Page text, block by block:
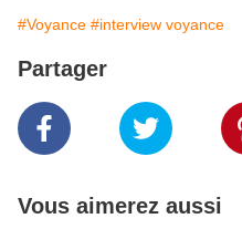
#Voyance #interview voyance
Partager
Vous aimerez aussi